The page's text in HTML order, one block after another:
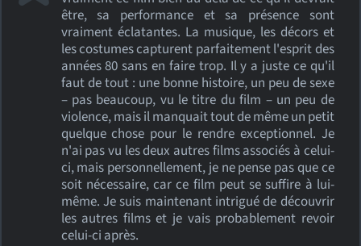
être, sa performance et sa présence sont
vraiment éclatantes. La musique, les décors et
les costumes capturent parfaitement l'esprit des
années 80 sans en faire trop. Il y a juste ce qu'il
faut de tout : une bonne histoire, un peu de sexe
– pas beaucoup, vu le titre du film – un peu de
violence, mais il manquait tout de même un petit
quelque chose pour le rendre exceptionnel. Je
n'ai pas vu les deux autres films associés à celui-
ci, mais personnellement, je ne pense pas que ce
soit nécessaire, car ce film peut se suffire à lui-
même. Je suis maintenant intrigué de découvrir
les autres films et je vais probablement revoir
celui-ci après.